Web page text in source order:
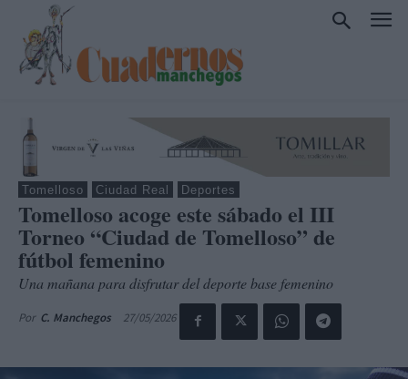
Tomelloso Ciudad Real Deportes
Tomelloso acoge este sábado el III
Torneo “Ciudad de Tomelloso” de
fútbol femenino
Una mañana para disfrutar del deporte base femenino
Por C. Manchegos 27/05/2026